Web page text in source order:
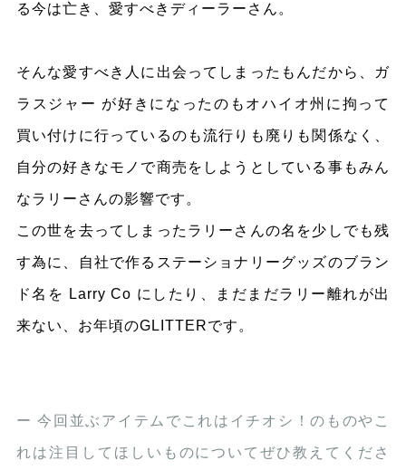
る今は亡き、愛すべきディーラーさん。
そんな愛すべき人に出会ってしまったもんだから、ガ
ラスジャー が好きになったのもオハイオ州に拘って
買い付けに行っているのも流行りも廃りも関係なく、
自分の好きなモノで商売をしようとしている事もみん
なラリーさんの影響です。
この世を去ってしまったラリーさんの名を少しでも残
す為に、自社で作るステーショナリーグッズのブラン
ド名を Larry Co にしたり、まだまだラリー離れが出
来ない、お年頃のGLITTERです。
ー 今回並ぶアイテムでこれはイチオシ！のものやこ
れは注目してほしいものについてぜひ教えてくださ